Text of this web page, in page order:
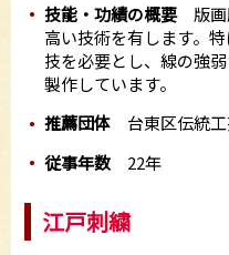
技能・功績の概要版画
高い技術を有します。
技を必要とし、線の強
製作しています。
推薦団体 台東区伝統
従事年数 22年
江戸刺繍